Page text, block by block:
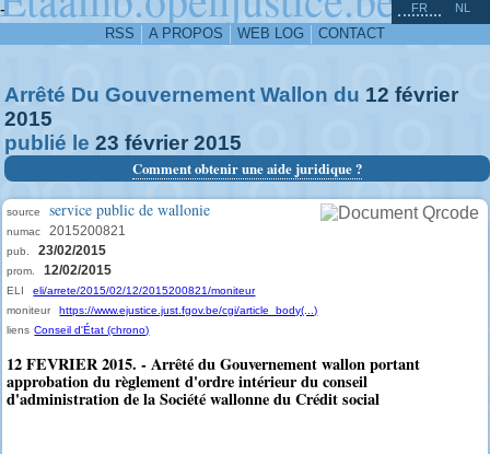
-
RSS A PROPOS WEB LOG CONTACT
FR NL
Arrêté Du Gouvernement Wallon du 12 février
2015
publié le 23 février 2015
Comment obtenir une aide juridique ?
source service public de wallonie
numac 2015200821
pub. 23/02/2015
prom. 12/02/2015
ELI
eli/arrete/2015/02/12/2015200821/moniteur
moniteur
https://www.ejustice.just.fgov.be/cgi/article_body(...)
liens Conseil d'État (chrono)
12 FEVRIER 2015. - Arrêté du Gouvernement wallon portant
approbation du règlement d'ordre intérieur du conseil
d'administration de la Société wallonne du Crédit social
^